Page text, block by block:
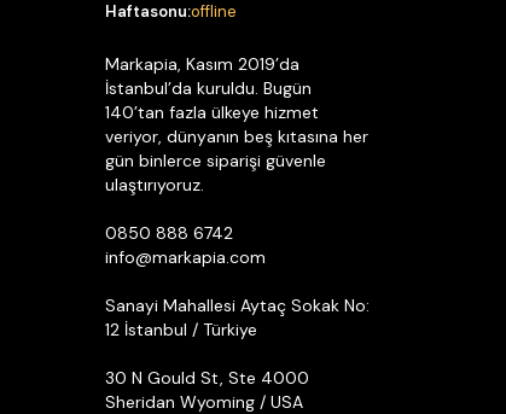
Haftasonu:offline
Markapia, Kasım 2019’da
İstanbul’da kuruldu. Bugün
140’tan fazla ülkeye hizmet
veriyor, dünyanın beş kıtasına her
gün binlerce siparişi güvenle
ulaştırıyoruz.
0850 888 6742
info@markapia.com
Sanayi Mahallesi Aytaç Sokak No:
12 İstanbul / Türkiye
30 N Gould St, Ste 4000
Sheridan Wyoming / USA